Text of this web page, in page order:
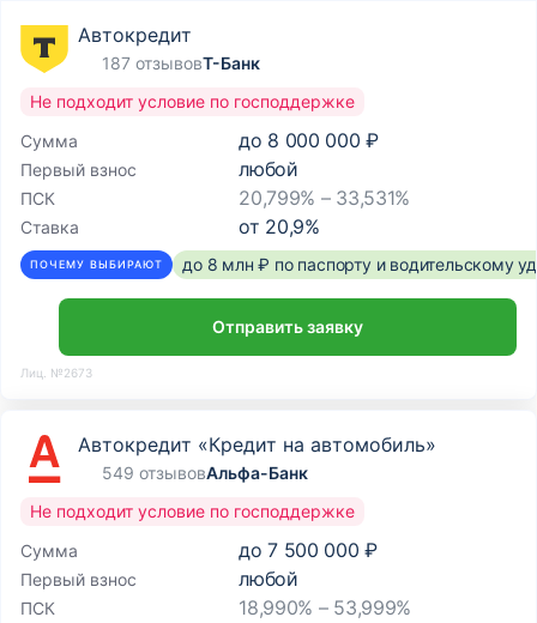
Автокредит
187 отзывовТ-Банк
Сумма до 8 000 000 ₽
Первый взнос любой
ПСК 20,799% – 33,531%
Ставка от 20,9%
Не подходит условие по господдержке
ПОЧЕМУ ВЫБИРАЮТ до 8 млн ₽ по паспорту и водительскому
Отправить заявку
Лиц. №2673
Автокредит «Кредит на автомобиль»
549 отзывовАльфа-Банк
Сумма до 7 500 000 ₽
Первый взнос любой
ПСК 18,990% – 53,999%
Не подходит условие по господдержке